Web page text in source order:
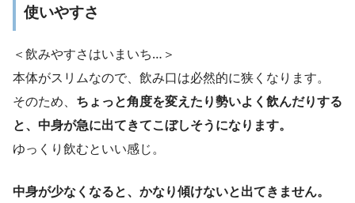
使いやすさ
＜飲みやすさはいまいち…＞
本体がスリムなので、飲み口は必然的に狭くなります。
そのため、 ちょっと角度を変えたり勢いよく飲んだりする
と、中身が急に出てきてこぼしそうになります。
ゆっくり飲むといい感じ。
中身が少なくなると、かなり傾けないと出てきません。